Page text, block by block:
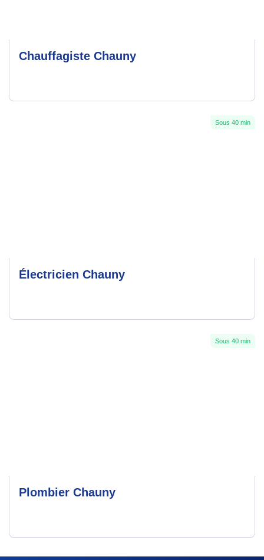
Chauffagiste Chauny
Sous 40 min
Électricien Chauny
Sous 40 min
Plombier Chauny